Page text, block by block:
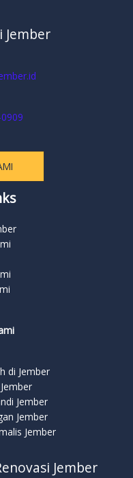
Jember
di Jember
Jember
Jember
Jember
Jember